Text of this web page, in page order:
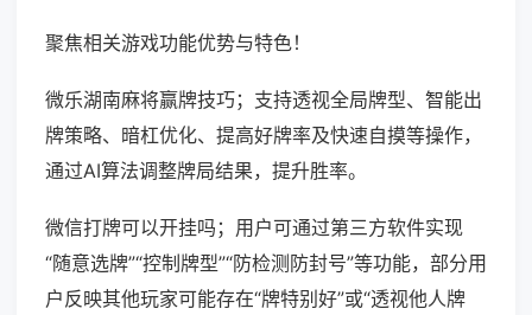
聚焦相关游戏功能优势与特色！
微乐湖南麻将赢牌技巧；支持透视全局牌型、智能出
牌策略、暗杠优化、提高好牌率及快速自摸等操作，
通过AI算法调整牌局结果，提升胜率。
微信打牌可以开挂吗；用户可通过第三方软件实现
“随意选牌”“控制牌型”“防检测防封号”等功能，部分用
户反映其他玩家可能存在“牌特别好”或“透视他人牌